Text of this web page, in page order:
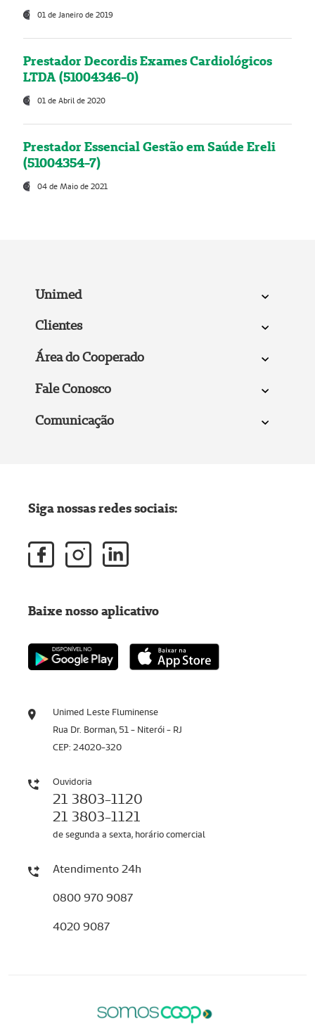
01 de Janeiro de 2019
Prestador Decordis Exames Cardiológicos
LTDA (51004346-0)
01 de Abril de 2020
Prestador Essencial Gestão em Saúde Ereli
(51004354-7)
04 de Maio de 2021
Unimed
Clientes
Área do Cooperado
Fale Conosco
Comunicação
Unimed Leste Fluminense
Rua Dr. Borman, 51 - Niterói - RJ
CEP: 24020-320
Ouvidoria
21 3803-1120
21 3803-1121
de segunda a sexta, horário comercial
Atendimento 24h
0800 970 9087
4020 9087
Siga nossas redes sociais:
Baixe nosso aplicativo